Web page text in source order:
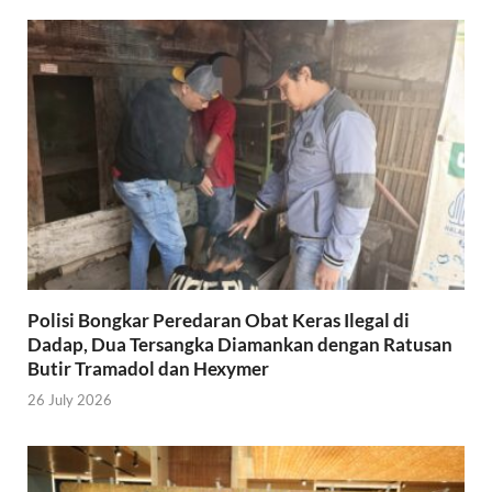
Polisi Bongkar Peredaran Obat Keras Ilegal di
Dadap, Dua Tersangka Diamankan dengan Ratusan
Butir Tramadol dan Hexymer
26 July 2026